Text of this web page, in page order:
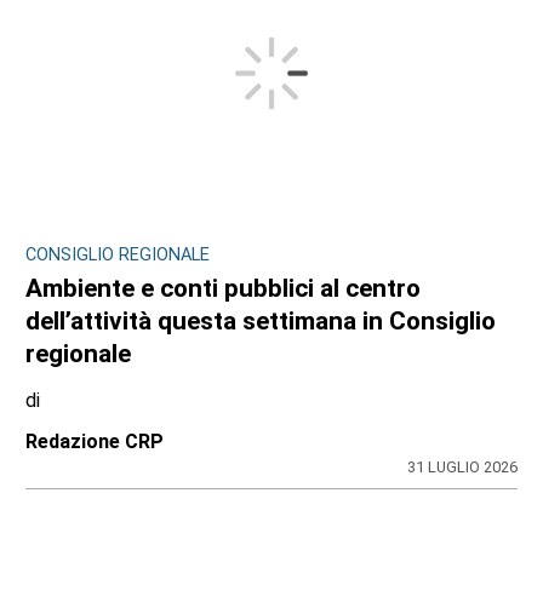
CONSIGLIO REGIONALE
Ambiente e conti pubblici al centro
dell’attività questa settimana in Consiglio
regionale
di
Redazione CRP
31 LUGLIO 2026